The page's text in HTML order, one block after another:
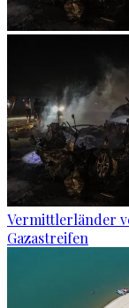
Vermittlerländer
Gazastreifen